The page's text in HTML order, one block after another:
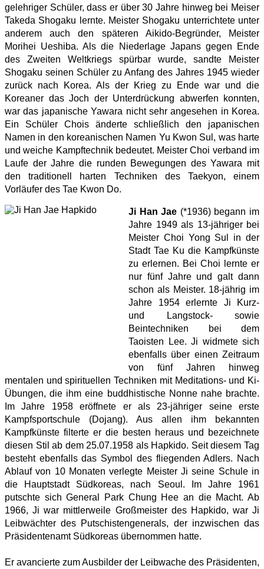
gelehriger Schüler, dass er über 30 Jahre hinweg bei Meiser
Takeda Shogaku lernte. Meister Shogaku unterrichtete unter
anderem auch den späteren Aikido-Begründer, Meister
Morihei Ueshiba. Als die Niederlage Japans gegen Ende
des Zweiten Weltkriegs spürbar wurde, sandte Meister
Shogaku seinen Schüler zu Anfang des Jahres 1945 wieder
zurück nach Korea. Als der Krieg zu Ende war und die
Koreaner das Joch der Unterdrückung abwerfen konnten,
war das japanische Yawara nicht sehr angesehen in Korea.
Ein Schüler Chois änderte schließlich den japanischen
Namen in den koreanischen Namen Yu Kwon Sul, was harte
und weiche Kampftechnik bedeutet. Meister Choi verband im
Laufe der Jahre die runden Bewegungen des Yawara mit
den traditionell harten Techniken des Taekyon, einem
Vorläufer des Tae Kwon Do.
Ji Han Jae (*1936) begann im
Jahre 1949 als 13-jähriger bei
Meister Choi Yong Sul in der
Stadt Tae Ku die Kampfkünste
zu erlernen. Bei Choi lernte er
nur fünf Jahre und galt dann
schon als Meister. 18-jährig im
Jahre 1954 erlernte Ji Kurz-
und Langstock- sowie
Beintechniken bei dem
Taoisten Lee. Ji widmete sich
ebenfalls über einen Zeitraum
von fünf Jahren hinweg
mentalen und spirituellen Techniken mit Meditations- und Ki-
Übungen, die ihm eine buddhistische Nonne nahe brachte.
Im Jahre 1958 eröffnete er als 23-jähriger seine erste
Kampfsportschule (Dojang). Aus allen ihm bekannten
Kampfkünste filterte er die besten heraus und bezeichnete
diesen Stil ab dem 25.07.1958 als Hapkido. Seit diesem Tag
besteht ebenfalls das Symbol des fliegenden Adlers. Nach
Ablauf von 10 Monaten verlegte Meister Ji seine Schule in
die Hauptstadt Südkoreas, nach Seoul. Im Jahre 1961
putschte sich General Park Chung Hee an die Macht. Ab
1966, Ji war mittlerweile Großmeister des Hapkido, war Ji
Leibwächter des Putschistengenerals, der inzwischen das
Präsidentenamt Südkoreas übernommen hatte.
Er avancierte zum Ausbilder der Leibwache des Präsidenten,